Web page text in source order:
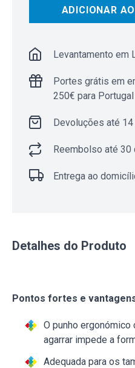
ADICIONAR
Levantamento em
Portes grátis em
250€ para
Devoluções até 14
Reembolso até 30
Entrega ao
Detalhes do Produto
Pontos fortes e
O punho
agarrar impede a
Adequada para os